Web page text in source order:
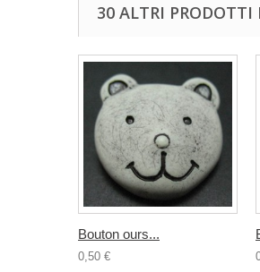
30 ALTRI PRODOTTI
Bouton ours...
0,50 €